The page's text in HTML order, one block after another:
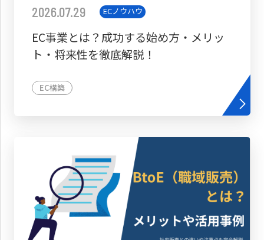
2026.07.29 ECノウハウ
EC事業とは？成功する始め方・メリッ
ト・将来性を徹底解説！
EC構築